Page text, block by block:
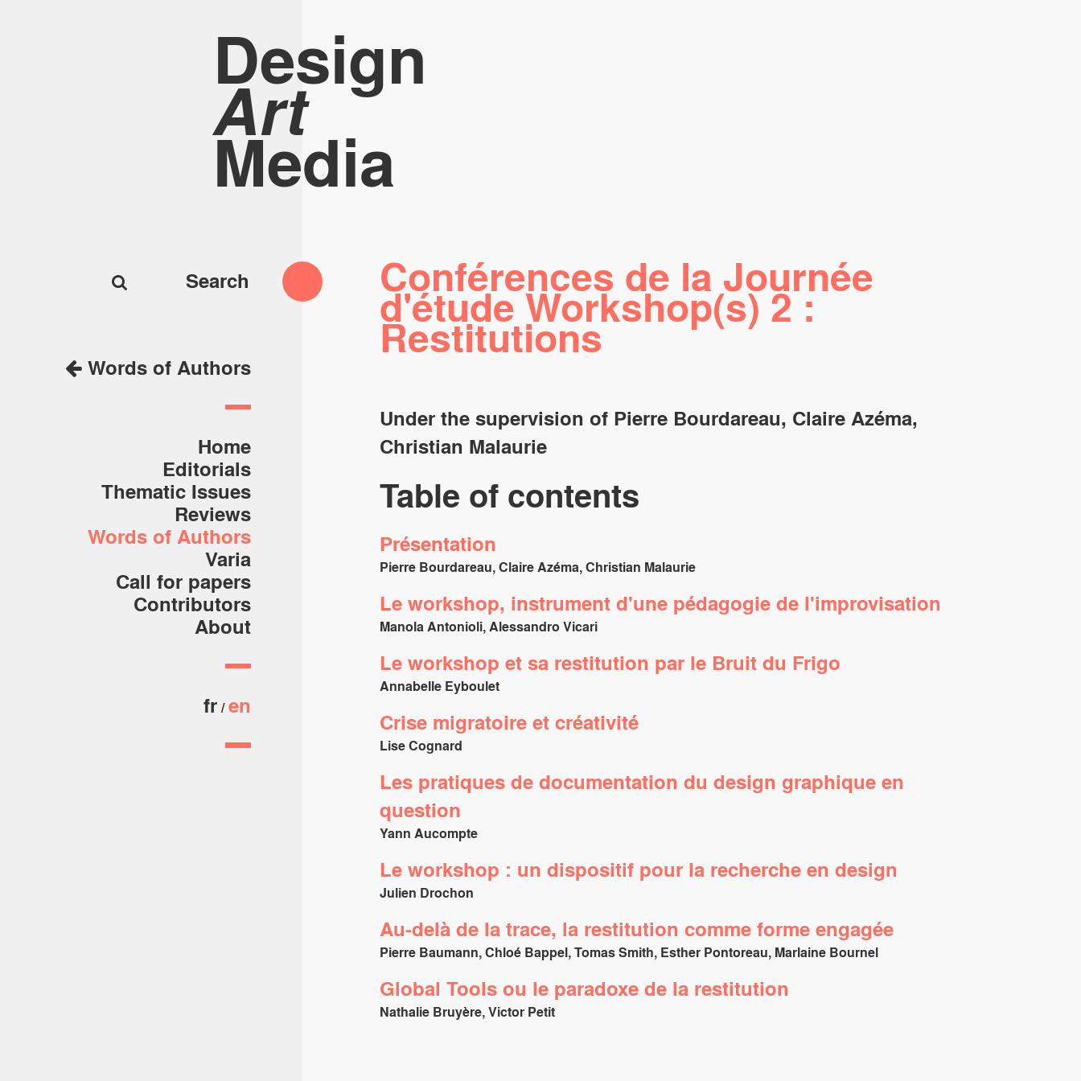
Design
Art
Media
Words of Authors
Home
Editorials
Thematic Issues
Reviews
Words of Authors
Varia
Call for papers
Contributors
About
fr en
Conférences de la Journée
d'étude Workshop(s) 2 :
Restitutions
Under the supervision of Pierre Bourdareau, Claire Azéma,
Christian Malaurie
Table of contents
Présentation
Pierre Bourdareau, Claire Azéma, Christian Malaurie
Le workshop, instrument d'une pédagogie de l'improvisation
Manola Antonioli, Alessandro Vicari
Le workshop et sa restitution par le Bruit du Frigo
Annabelle Eyboulet
Crise migratoire et créativité
Lise Cognard
Les pratiques de documentation du design graphique en
question
Yann Aucompte
Le workshop : un dispositif pour la recherche en design
Julien Drochon
Au-delà de la trace, la restitution comme forme engagée
Pierre Baumann, Chloé Bappel, Tomas Smith, Esther Pontoreau, Marlaine Bournel
Global Tools ou le paradoxe de la restitution
Nathalie Bruyère, Victor Petit